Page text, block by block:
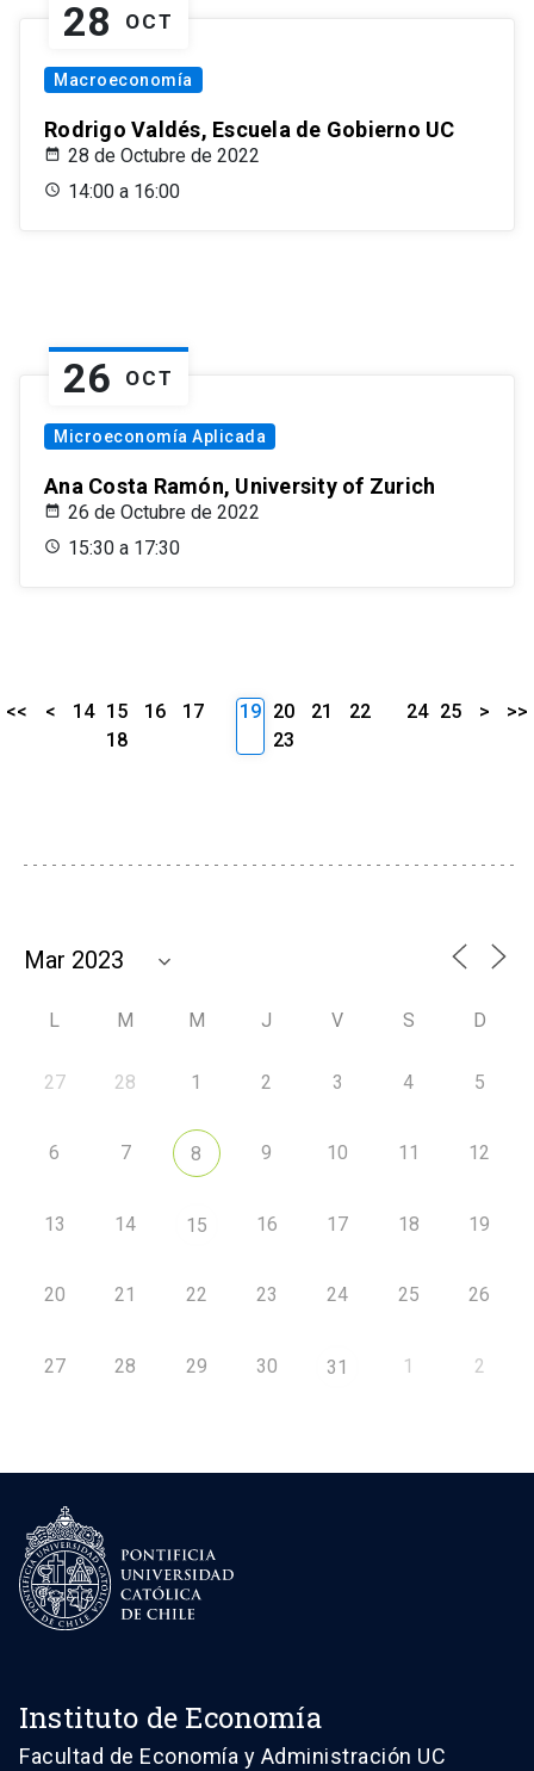
28 OCT
Macroeconomía
Rodrigo Valdés, Escuela de Gobierno UC
28 de Octubre de 2022
14:00 a 16:00
26 OCT
Microeconomía Aplicada
Ana Costa Ramón, University of Zurich
26 de Octubre de 2022
15:30 a 17:30
<< < 14 15 16
17
18
19 20 21
22
23
24 25 > >>
L M M J V S D
27 28 1 2 3 4 5
6 7 8 9 10 11 12
13 14 15 16 17 18 19
20 21 22 23 24 25 26
27 28 29 30 31 1 2
Instituto de Economía
Facultad de Economía y Administración UC